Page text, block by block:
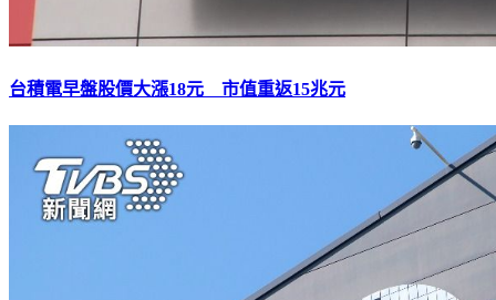
台積電早盤股價大漲18元 市值重返15兆元